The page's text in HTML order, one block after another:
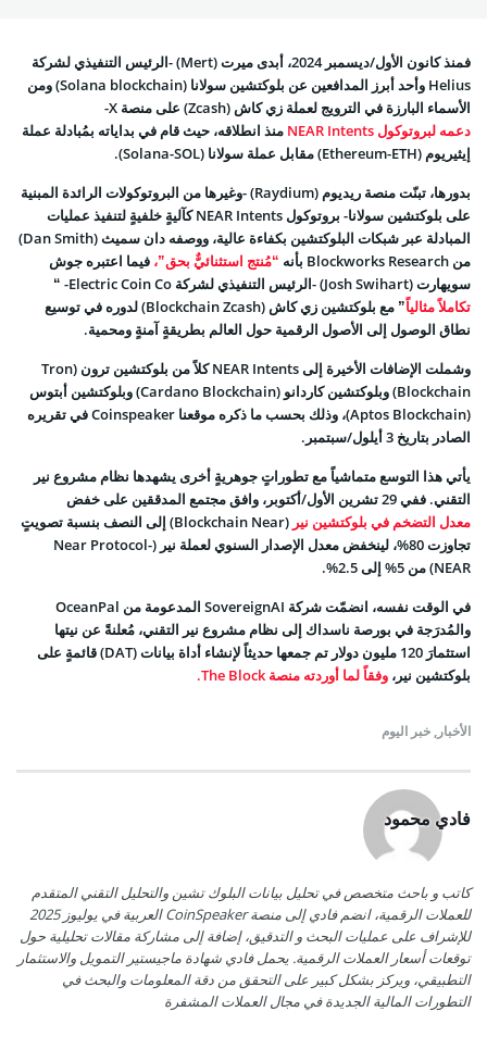
فمنذ كانون الأول/ديسمبر 2024، أبدى ميرت (Mert) -الرئيس التنفيذي لشركة
Helius وأحد أبرز المدافعين عن بلوكتشين سولانا (Solana blockchain) ومن
الأسماء البارزة في الترويج لعملة زي كاش (Zcash) على منصة X-
دعمه لبروتوكول NEAR Intents
منذ انطلاقه، حيث قام في بداياته بمُبادلة عملة
إيثيريوم (Ethereum-ETH) مقابل عملة سولانا (Solana-SOL).
بدورها، تبنّت منصة ريديوم (Raydium) -وغيرها من البروتوكولات الرائدة المبنية
على بلوكتشين سولانا- بروتوكول NEAR Intents كآليةٍ خلفيةٍ لتنفيذ عمليات
المبادلة عبر شبكات البلوكتشين بكفاءة عالية، ووصفه دان سميث (Dan Smith)
من Blockworks Research بأنه
“مُنتج استثنائيٌّ بحق”، فيما اعتبره جوش
سويهارت (Josh Swihart) -الرئيس التنفيذي لشركة Electric Coin Co- “
تكاملاً مثالياً
” مع بلوكتشين زي كاش (Blockchain Zcash) لدوره في توسيع
نطاق الوصول إلى الأصول الرقمية حول العالم بطريقةٍ آمنةٍ ومحمية.
وشملت الإضافات الأخيرة إلى NEAR Intents كلاً من بلوكتشين ترون (Tron
Blockchain) وبلوكتشين كاردانو (Cardano Blockchain) وبلوكتشين أبتوس
(Aptos Blockchain)، وذلك بحسب ما ذكره
موقعنا Coinspeaker في تقريره
الصادر بتاريخ 3 أيلول/سبتمبر
.
يأتي هذا التوسع متماشياً مع تطوراتٍ جوهريةٍ أخرى يشهدها نظام مشروع نير
التقني. ففي 29 تشرين الأول/أكتوبر، وافق مجتمع المدققين على خفض
معدل التضخم في بلوكتشين نير
(Blockchain Near) إلى النصف بنسبة تصويتٍ
تجاوزت 80%، لينخفض معدل الإصدار السنوي لعملة نير (Near Protocol-
NEAR) من 5% إلى 2.5%.
في الوقت نفسه، انضمّت شركة SovereignAI المدعومة من OceanPal
والمُدرَجة في بورصة ناسداك إلى نظام مشروع نير التقني، مُعلنةً عن نيتها
استثمارَ 120 مليون دولار تم جمعها حديثاً لإنشاء أداة بيانات (DAT) قائمةٍ على
بلوكتشين نير، وفقاً لما أوردته منصة The Block.
الأخبار, خبر اليوم
فادي محمود
كاتب و باحث متخصص في تحليل بيانات البلوك تشين والتحليل التقني المتقدم
للعملات الرقمية، انضم فادي إلى منصة CoinSpeaker العربية في يوليوز 2025
للإشراف على عمليات البحث و التدقيق، إضافة إلى مشاركة مقالات تحليلية حول
توقعات أسعار العملات الرقمية. يحمل فادي شهادة ماجيستير التمويل والاستثمار
التطبيقي، ويركز بشكل كبير على التحقق من دقة المعلومات والبحث في
التطورات المالية الجديدة في مجال العملات المشفرة